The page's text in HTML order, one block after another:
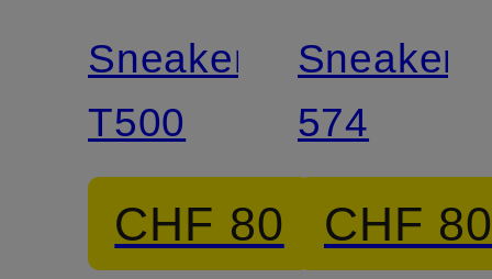
Sneaker
T500
CHF 80
Sneaker
574
CHF